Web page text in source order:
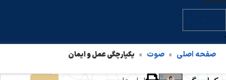
صفحه اصلی » صوت » یکپارچگی عمل و ایمان